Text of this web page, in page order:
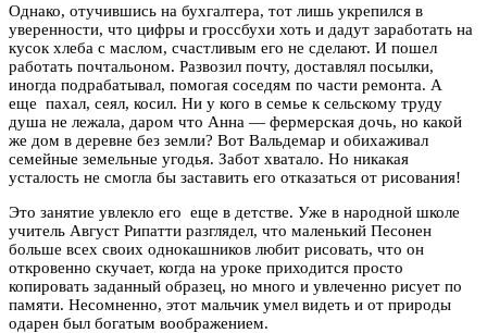
Однако, отучившись на бухгалтера, тот лишь укрепился в
уверенности, что цифры и гроссбухи хоть и дадут заработать на
кусок хлеба с маслом, счастливым его не сделают. И пошел
работать почтальоном. Развозил почту, доставлял посылки,
иногда подрабатывал, помогая соседям по части ремонта. А
еще пахал, сеял, косил. Ни у кого в семье к сельскому труду
душа не лежала, даром что Анна — фермерская дочь, но какой
же дом в деревне без земли? Вот Вальдемар и обихаживал
семейные земельные угодья. Забот хватало. Но никакая
усталость не смогла бы заставить его отказаться от рисования!
Это занятие увлекло его еще в детстве. Уже в народной школе
учитель Август Рипатти разглядел, что маленький Песонен
больше всех своих однокашников любит рисовать, что он
откровенно скучает, когда на уроке приходится просто
копировать заданный образец, но много и увлеченно рисует по
памяти. Несомненно, этот мальчик умел видеть и от природы
одарен был богатым воображением.